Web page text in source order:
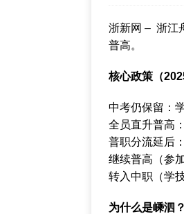
浙新网 – 浙江
普高。
核心政策（
中考仍保留：
全员直升普高
普职分流延后
继续普高（参
转入中职（学技
为什么是嵊泗？